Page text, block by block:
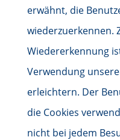
erwähnt, die
wiederzuerkennen.
Wiedererkennung
Verwendung
erleichtern. Der
die Cookies
nicht bei jedem